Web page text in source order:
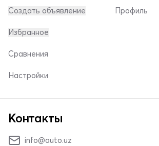
Создать объявление Профиль
Избранное
Сравнения
Настройки
Контакты
info@auto.uz